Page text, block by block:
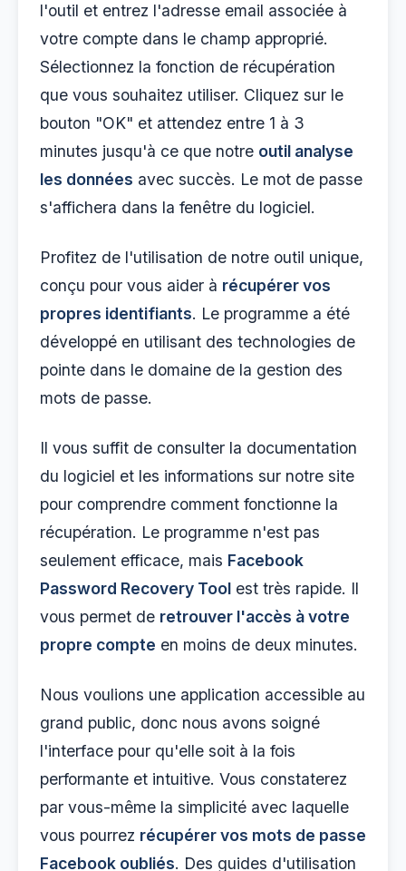
l'outil et entrez l'adresse email associée à
votre compte dans le champ approprié.
Sélectionnez la fonction de récupération
que vous souhaitez utiliser. Cliquez sur le
bouton "OK" et attendez entre 1 à 3
minutes jusqu'à ce que notre outil analyse
les données avec succès. Le mot de passe
s'affichera dans la fenêtre du logiciel.
Profitez de l'utilisation de notre outil unique,
conçu pour vous aider à récupérer vos
propres identifiants. Le programme a été
développé en utilisant des technologies de
pointe dans le domaine de la gestion des
mots de passe.
Il vous suffit de consulter la documentation
du logiciel et les informations sur notre site
pour comprendre comment fonctionne la
récupération. Le programme n'est pas
seulement efficace, mais Facebook
Password Recovery Tool est très rapide. Il
vous permet de retrouver l'accès à votre
propre compte en moins de deux minutes.
Nous voulions une application accessible au
grand public, donc nous avons soigné
l'interface pour qu'elle soit à la fois
performante et intuitive. Vous constaterez
par vous-même la simplicité avec laquelle
vous pourrez récupérer vos mots de passe
Facebook oubliés. Des guides d'utilisation